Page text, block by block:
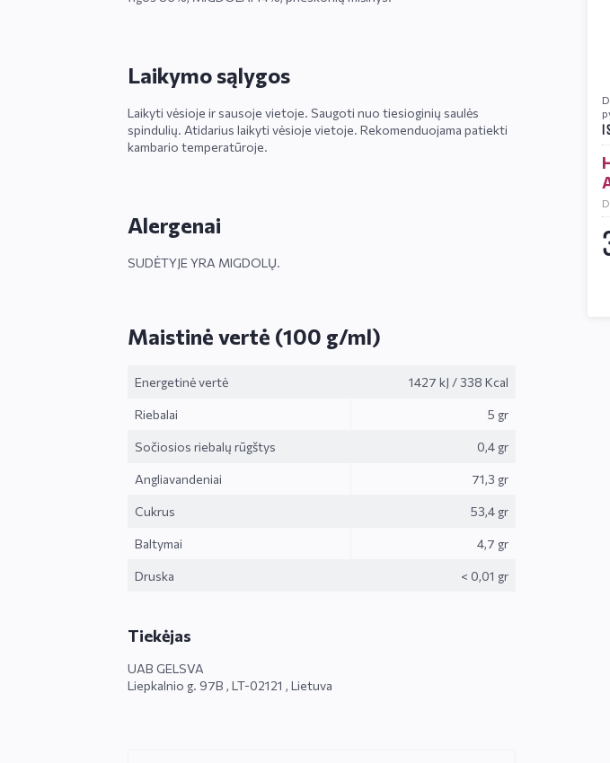
Laikymo sąlygos
Laikyti vėsioje ir sausoje vietoje. Saugoti nuo tiesioginių saulės
spindulių. Atidarius laikyti vėsioje vietoje. Rekomenduojama patiekti
kambario temperatūroje.
Alergenai
SUDĖTYJE YRA MIGDOLŲ.
Maistinė vertė (100 g/ml)
Energetinė vertė 1427 kJ /338 Kcal
Riebalai 5 gr
Sočiosios riebalų rūgštys 0,4 gr
Angliavandeniai 71,3 gr
Cukrus 53,4 gr
Baltymai 4,7 gr
Druska < 0,01 gr
Tiekėjas
UAB GELSVA
Liepkalnio g. 97B , LT-02121 , Lietuva